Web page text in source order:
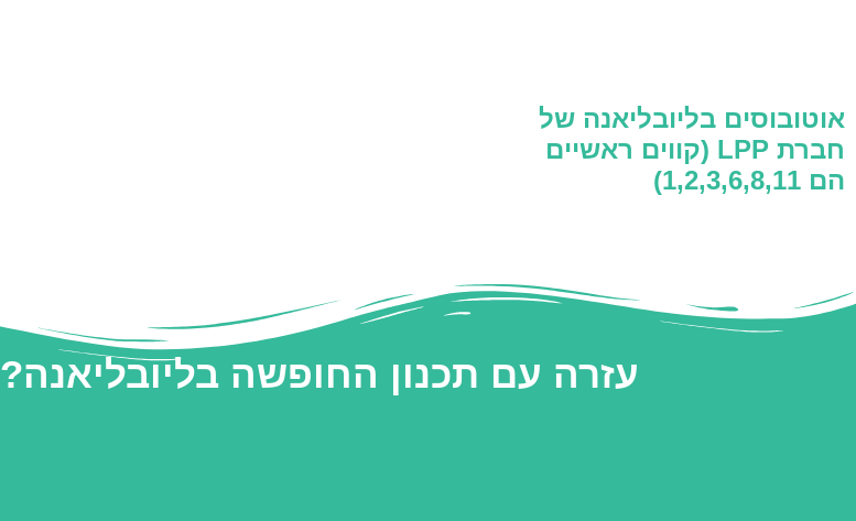
אוטובוסים בליובליאנה של
חברת LPP (קווים ראשיים
הם 1,2,3,6,8,11)
עזרה עם תכנון החופשה בליובליאנה?